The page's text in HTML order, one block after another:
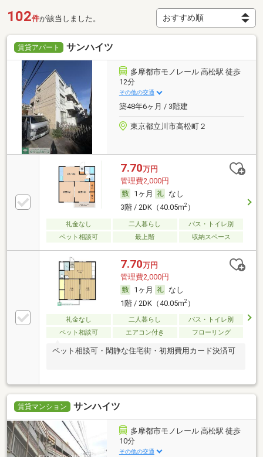
102件が該当しました。
賃貸アパート サンハイツ
多摩都市モノレール 高松駅 徒歩
12分
その他の交通
築48年6ヶ月 / 3階建
東京都立川市高松町２
7.70万円
管理費2,000円
1ヶ月
なし
3階 / 2DK（40.05m2）
礼金なし 二人暮らし
バス・トイレ別
ペット相談可
最上階 収納スペース
7.70万円
管理費2,000円
1ヶ月
なし
1階 / 2DK（40.05m2）
礼金なし 二人暮らし
バス・トイレ別
ペット相談可
エアコン付き フローリング
ペット相談可・閑静な住宅街・初期費用カード決済可
賃貸マンション サンハイツ
多摩都市モノレール 高松駅 徒歩
10分
その他の交通